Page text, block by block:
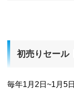
初売りセール
毎年1月2日~1月5